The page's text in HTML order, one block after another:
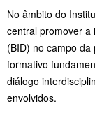
No âmbito do
central promover a
(BID) no campo
formativo
diálogo
envolvidos.